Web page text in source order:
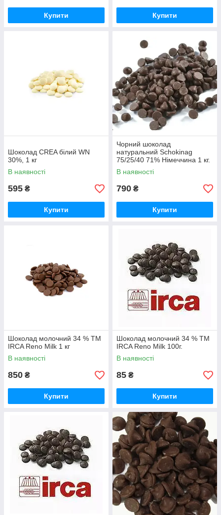
Купити Купити
Шоколад CREA білий WN
30%, 1 кг
В наявності
595 ₴
Купити
Чорний шоколад
натуральний Schokinag
75/25/40 71% Німеччина 1 кг.
В наявності
790 ₴
Купити
Шоколад молочний 34 % TM
IRCA Reno Milk 1 кг
В наявності
850 ₴
Купити
Шоколад молочний 34 % TM
IRCA Reno Milk 100г.
В наявності
85 ₴
Купити